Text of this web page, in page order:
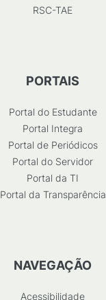
RSC-TAE
PORTAIS
Portal do Estudante
Portal Integra
Portal de Periódicos
Portal do Servidor
Portal da TI
Portal da Transparência
NAVEGAÇÃO
Acessibilidade